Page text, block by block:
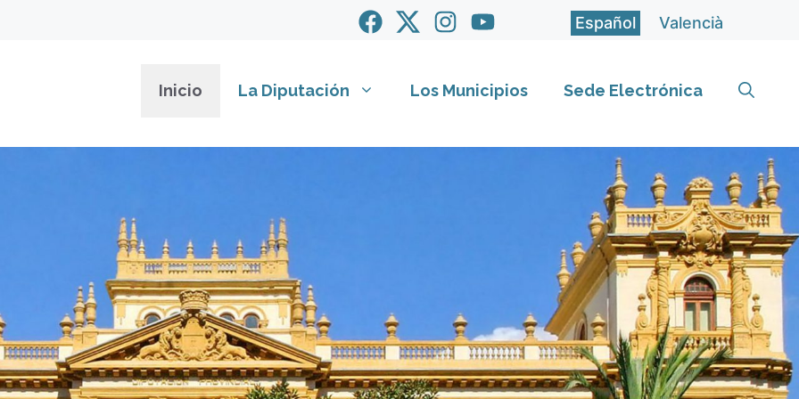
Español Valencià
Inicio La Diputación Los Municipios Sede Electrónica